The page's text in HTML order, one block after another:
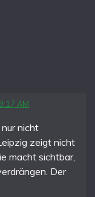
AM
nicht
zeigt nicht
macht sichtbar,
Der